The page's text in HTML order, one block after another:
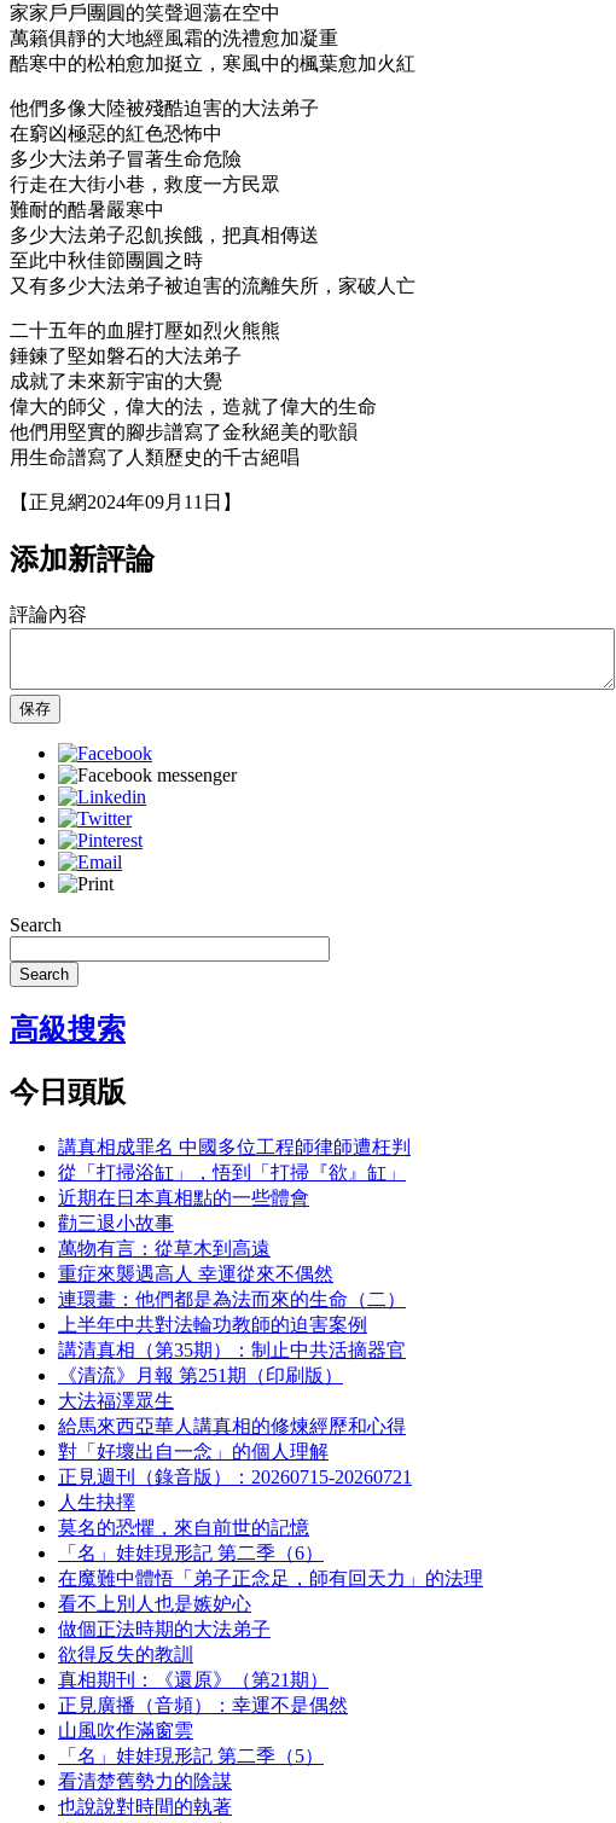
家家戶戶團圓的笑聲迴蕩在空中
萬籟俱靜的大地經風霜的洗禮愈加凝重
酷寒中的松柏愈加挺立，寒風中的楓葉愈加火紅
他們多像大陸被殘酷迫害的大法弟子
在窮凶極惡的紅色恐怖中
多少大法弟子冒著生命危險
行走在大街小巷，救度一方民眾
難耐的酷暑嚴寒中
多少大法弟子忍飢挨餓，把真相傳送
至此中秋佳節團圓之時
又有多少大法弟子被迫害的流離失所，家破人亡
二十五年的血腥打壓如烈火熊熊
錘鍊了堅如磐石的大法弟子
成就了未來新宇宙的大覺
偉大的師父，偉大的法，造就了偉大的生命
他們用堅實的腳步譜寫了金秋絕美的歌韻
用生命譜寫了人類歷史的千古絕唱
【正見網2024年09月11日】
添加新評論
評論內容
保存
Search
Search
高級搜索
今日頭版
講真相成罪名 中國多位工程師律師遭枉判
從「打掃浴缸」，悟到「打掃『欲』缸」
近期在日本真相點的一些體會
勸三退小故事
萬物有言：從草木到高遠
重症來襲遇高人 幸運從來不偶然
連環畫：他們都是為法而來的生命（二）
上半年中共對法輪功教師的迫害案例
講清真相（第35期）：制止中共活摘器官
《清流》月報 第251期（印刷版）
大法福澤眾生
給馬來西亞華人講真相的修煉經歷和心得
對「好壞出自一念」的個人理解
正見週刊（錄音版）：20260715-20260721
人生抉擇
莫名的恐懼，來自前世的記憶
「名」娃娃現形記 第二季（6）
在魔難中體悟「弟子正念足，師有回天力」的法理
看不上別人也是嫉妒心
做個正法時期的大法弟子
欲得反失的教訓
真相期刊：《還原》（第21期）
正見廣播（音頻）：幸運不是偶然
山風吹作滿窗雲
「名」娃娃現形記 第二季（5）
看清楚舊勢力的陰謀
也說說對時間的執著